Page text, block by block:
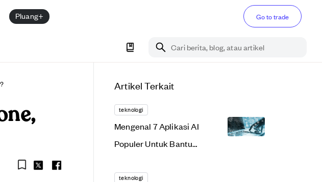
Pluang+ Go to trade
Cari berita, blog, atau artikel
Artikel Terkait
teknologi
Mengenal 7 Aplikasi AI
Populer Untuk Bantu
teknologi